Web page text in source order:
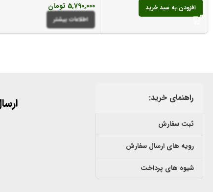
افزودن به سبد خرید
5,790,000 تومان
اطلاعات بیشتر
راهنمای خرید:
ثبت سفارش
رویه های ارسال سفارش
شیوه های پرداخت